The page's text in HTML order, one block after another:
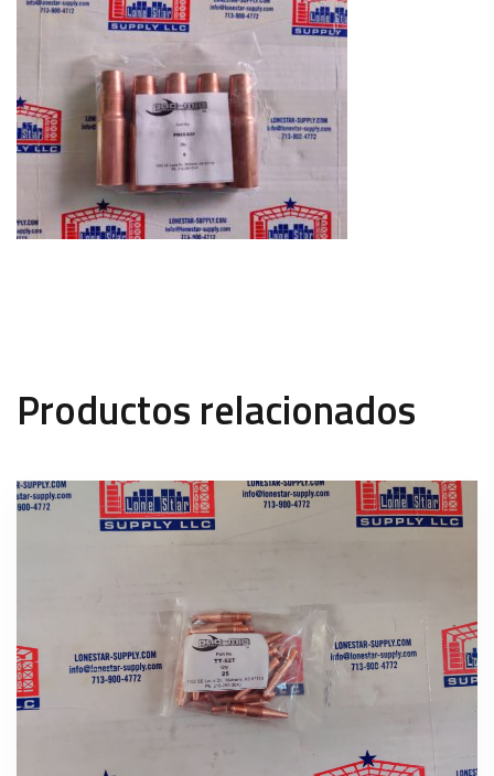
Productos relacionados